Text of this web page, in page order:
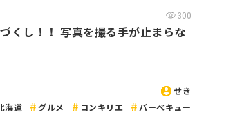
300
くし！！ 写真を撮る手が止まらな
せき
海道
グルメ コンキリエ バーベキュー